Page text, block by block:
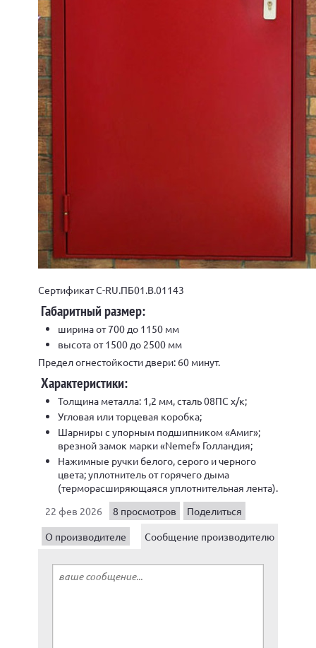
Сертификат С-RU.ПБ01.В.01143
Габаритный размер:
ширина от 700 до 1150 мм
высота от 1500 до 2500 мм
Предел огнестойкости двери: 60 минут.
Характеристики:
Толщина металла: 1,2 мм, сталь 08ПС х/к;
Угловая или торцевая коробка;
Шарниры с упорным подшипником «Амиг»;
врезной замок марки «Nemef» Голландия;
Нажимные ручки белого, серого и черного
цвета; уплотнитель от горячего дыма
(терморасширяющаяся уплотнительная лента).
22 фев 2026
8 просмотров
Поделиться
О производителе
Сообщение производителю